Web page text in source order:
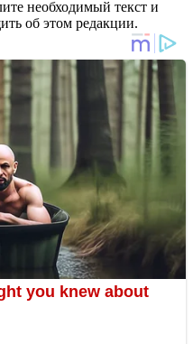
необходимый текст и
об этом редакции.